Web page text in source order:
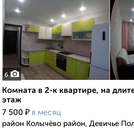
6
Комната в 2-к квартире, на
этаж
7 500 ₽ в месяц
район Колычёво район, Девичье